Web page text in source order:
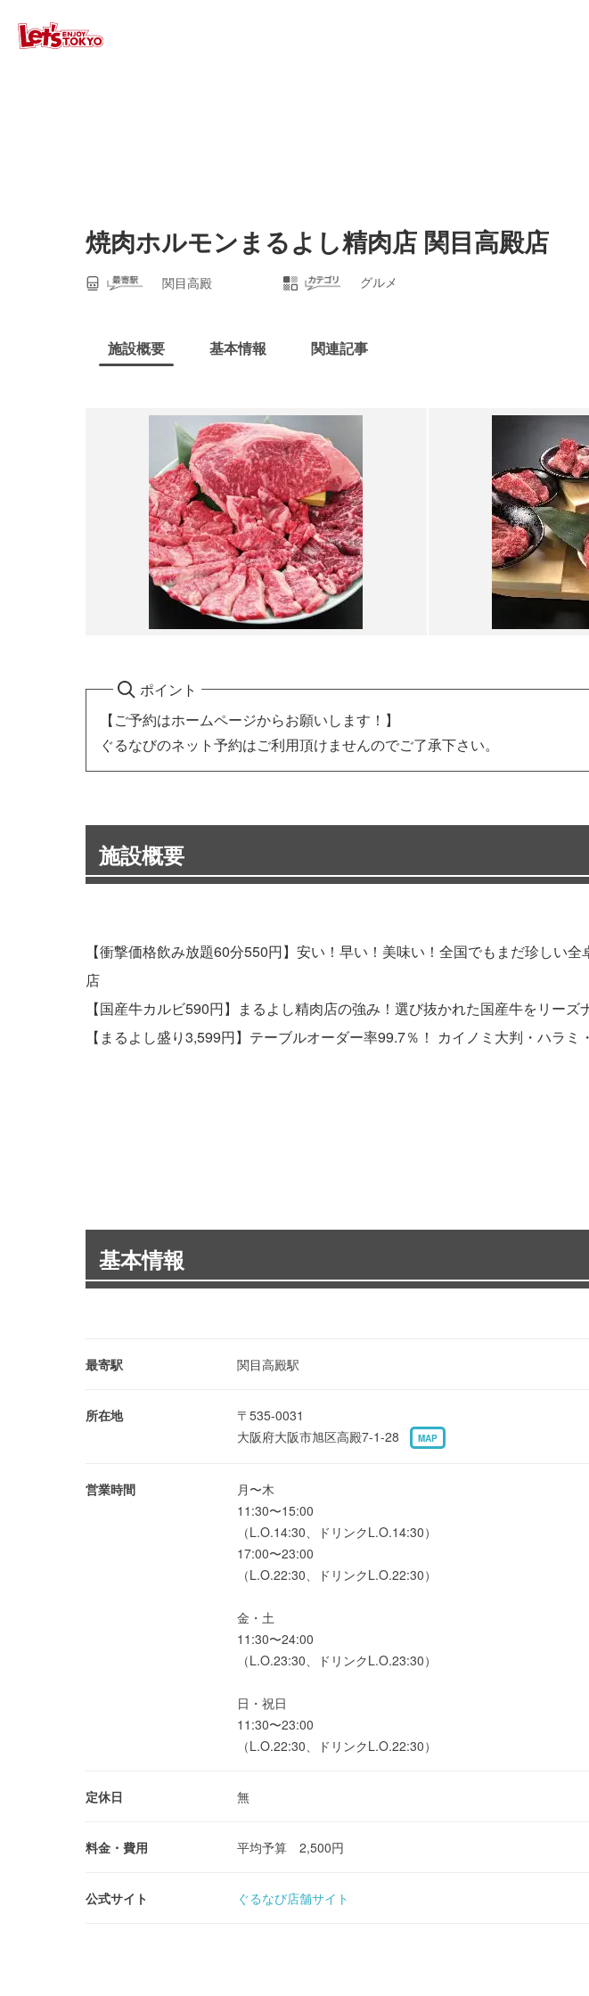
焼肉ホルモンまるよし精肉店 関目高殿店
関目高殿 グルメ
施設概要 基本情報 関連記事
ポイント
【ご予約はホームページからお願いします！】
ぐるなびのネット予約はご利用頂けませんのでご了承下さい。
施設概要
【衝撃価格飲み放題60分550円】安い！早い！美味い！全国でもまだ珍しい
店
【国産牛カルビ590円】まるよし精肉店の強み！選び抜かれた国産牛をリーズ
【まるよし盛り3,599円】テーブルオーダー率99.7％！ カイノミ大判・ハラ
基本情報
最寄駅 関目高殿駅
所在地
〒535-0031
大阪府大阪市旭区高殿7-1-28
MAP
営業時間
月〜木
11:30〜15:00
（L.O.14:30、ドリンクL.O.14:30）
17:00〜23:00
（L.O.22:30、ドリンクL.O.22:30）
金・土
11:30〜24:00
（L.O.23:30、ドリンクL.O.23:30）
日・祝日
11:30〜23:00
（L.O.22:30、ドリンクL.O.22:30）
定休日 無
料金・費用 平均予算 2,500円
公式サイト ぐるなび店舗サイト